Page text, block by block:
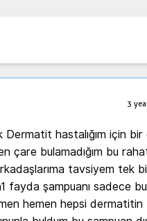
3
Dermatit hastalığım için
çare bulamadığım bu
tavsiyem tek
fayda şampuanı sadece
hemen hepsi dermatitin